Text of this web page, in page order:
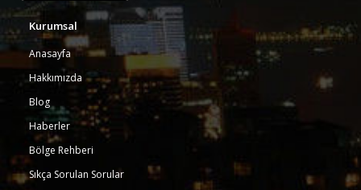
Kurumsal
Anasayfa
Hakkımızda
Blog
Haberler
Bölge Rehberi
Sıkça Sorulan Sorular